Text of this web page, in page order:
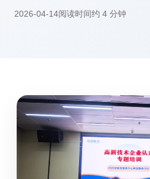
2026-04-14阅读时间约 4 分钟